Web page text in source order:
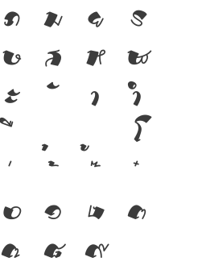
ภ ม ย
ร
ษ ส ห ฬ
ะ า
ำ
โ
๐ ๑ ๒ ๓
๗ ๘ ๙